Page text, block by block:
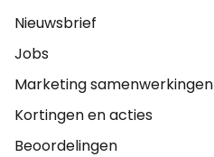
Nieuwsbrief
Jobs
Marketing samenwerkingen
Kortingen en acties
Beoordelingen